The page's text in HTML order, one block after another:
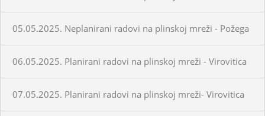
05.05.2025. Neplanirani radovi na plinskoj mreži - Požega
06.05.2025. Planirani radovi na plinskoj mreži - Virovitica
07.05.2025. Planirani radovi na plinskoj mreži- Virovitica